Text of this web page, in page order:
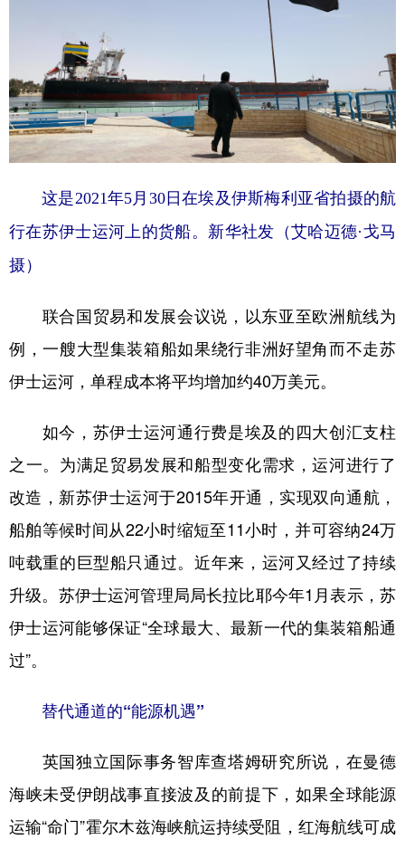
这是2021年5月30日在埃及伊斯梅利亚省拍摄的航
行在苏伊士运河上的货船。新华社发（艾哈迈德·戈马
摄）
联合国贸易和发展会议说，以东亚至欧洲航线为
例，一艘大型集装箱船如果绕行非洲好望角而不走苏
伊士运河，单程成本将平均增加约40万美元。
如今，苏伊士运河通行费是埃及的四大创汇支柱
之一。为满足贸易发展和船型变化需求，运河进行了
改造，新苏伊士运河于2015年开通，实现双向通航，
船舶等候时间从22小时缩短至11小时，并可容纳24万
吨载重的巨型船只通过。近年来，运河又经过了持续
升级。苏伊士运河管理局局长拉比耶今年1月表示，苏
伊士运河能够保证“全球最大、最新一代的集装箱船通
过”。
替代通道的“能源机遇”
英国独立国际事务智库查塔姆研究所说，在曼德
海峡未受伊朗战事直接波及的前提下，如果全球能源
运输“命门”霍尔木兹海峡航运持续受阻，红海航线可成